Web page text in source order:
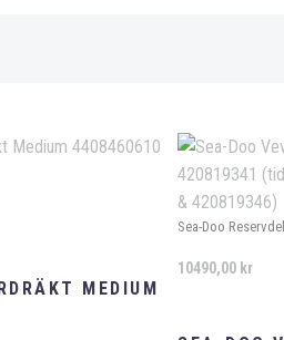
MEDIUM
Sea-Doo
10490,00 kr